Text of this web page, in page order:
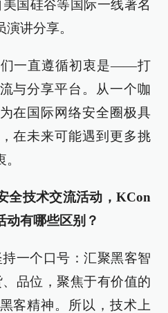
国硅谷等国际一线著名
讲分享。
们一直遵循初衷是——打
与分享平台。从一个咖
在国际网络安全圈极具
在未来可能遇到更多挑
全技术交流活动，KCon
动有哪些区别？
一个口号：汇聚黑客智
品位，聚焦于有价值的
客精神。所以，技术上